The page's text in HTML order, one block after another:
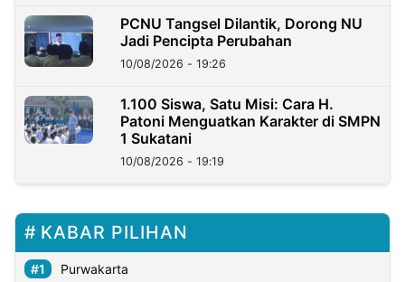
PCNU Tangsel Dilantik, Dorong NU
Jadi Pencipta Perubahan
10/08/2026 - 19:26
1.100 Siswa, Satu Misi: Cara H.
Patoni Menguatkan Karakter di SMPN
1 Sukatani
10/08/2026 - 19:19
KABAR PILIHAN
Purwakarta